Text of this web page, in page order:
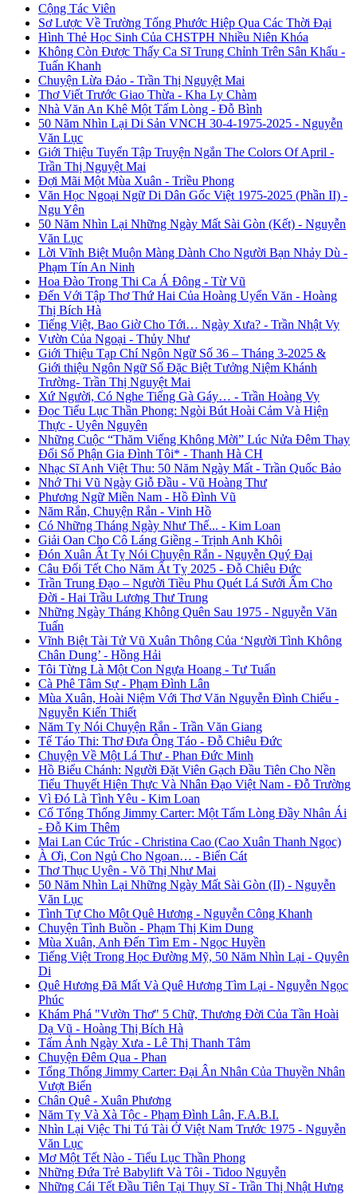
Cộng Tác Viên
Sơ Lược Về Trường Tống Phước Hiệp Qua Các Thời Đại
Hình Thẻ Học Sinh Của CHSTPH Nhiều Niên Khóa
Không Còn Được Thấy Ca Sĩ Trung Chỉnh Trên Sân Khấu -
Tuấn Khanh
Chuyện Lừa Đảo - Trần Thị Nguyệt Mai
Thơ Viết Trước Giao Thừa - Kha Ly Chàm
Nhà Văn An Khê Một Tấm Lòng - Đỗ Bình
50 Năm Nhìn Lại Di Sản VNCH 30-4-1975-2025 - Nguyễn
Văn Lục
Giới Thiệu Tuyển Tập Truyện Ngắn The Colors Of April -
Trần Thị Nguyệt Mai
Đợi Mãi Một Mùa Xuân - Triều Phong
Văn Học Ngoại Ngữ Di Dân Gốc Việt 1975-2025 (Phần II) -
Ngu Yên
50 Năm Nhìn Lại Những Ngày Mất Sài Gòn (Kết) - Nguyễn
Văn Lục
Lời Vĩnh Biệt Muộn Màng Dành Cho Người Bạn Nhảy Dù -
Phạm Tín An Ninh
Hoa Đào Trong Thi Ca Á Đông - Từ Vũ
Đến Với Tập Thơ Thứ Hai Của Hoàng Uyển Văn - Hoàng
Thị Bích Hà
Tiếng Việt, Bao Giờ Cho Tới… Ngày Xưa? - Trần Nhật Vy
Vườn Của Ngoại - Thủy Như
Giới Thiệu Tạp Chí Ngôn Ngữ Số 36 – Tháng 3-2025 &
Giới thiệu Ngôn Ngữ Số Đặc Biệt Tưởng Niệm Khánh
Trường- Trần Thị Nguyệt Mai
Xứ Người, Có Nghe Tiếng Gà Gáy… - Trần Hoàng Vy
Đọc Tiểu Lục Thần Phong: Ngòi Bút Hoài Cảm Và Hiện
Thực - Uyên Nguyên
Những Cuộc “Thăm Viếng Không Mời” Lúc Nửa Đêm Thay
Đổi Số Phận Gia Đình Tôi* - Thanh Hà CH
Nhạc Sĩ Anh Việt Thu: 50 Năm Ngày Mất - Trần Quốc Bảo
Nhớ Thi Vũ Ngày Giỗ Đầu - Vũ Hoàng Thư
Phương Ngữ Miền Nam - Hồ Đình Vũ
Năm Rắn, Chuyện Rắn - Vinh Hồ
Có Những Tháng Ngày Như Thế... - Kim Loan
Giải Oan Cho Cô Láng Giềng - Trịnh Anh Khôi
Đón Xuân Ất Tỵ Nói Chuyện Rắn - Nguyễn Quý Đại
Câu Đối Tết Cho Năm Ất Tỵ 2025 - Đỗ Chiêu Đức
Trần Trung Đạo – Người Tiều Phu Quét Lá Sưởi Ấm Cho
Đời - Hai Trầu Lương Thư Trung
Những Ngày Tháng Không Quên Sau 1975 - Nguyễn Văn
Tuấn
Vĩnh Biệt Tài Tử Vũ Xuân Thông Của ‘Người Tình Không
Chân Dung’ - Hồng Hải
Tôi Từng Là Một Con Ngựa Hoang - Tư Tuấn
Cà Phê Tâm Sự - Phạm Đình Lân
Mùa Xuân, Hoài Niệm Với Thơ Văn Nguyễn Đình Chiểu -
Nguyễn Kiến Thiết
Năm Tỵ Nói Chuyện Rắn - Trần Văn Giang
Tế Táo Thi: Thơ Đưa Ông Táo - Đỗ Chiêu Đức
Chuyện Về Một Lá Thư - Phan Đức Minh
Hồ Biểu Chánh: Người Đặt Viên Gạch Đầu Tiên Cho Nền
Tiểu Thuyết Hiện Thực Và Nhân Đạo Việt Nam - Đỗ Trường
Vì Đó Là Tình Yêu - Kim Loan
Cố Tổng Thống Jimmy Carter: Một Tấm Lòng Đầy Nhân Ái
- Đỗ Kim Thêm
Mai Lan Cúc Trúc - Christina Cao (Cao Xuân Thanh Ngọc)
À Ơi, Con Ngủ Cho Ngoan… - Biển Cát
Thơ Thục Uyên - Võ Thị Như Mai
50 Năm Nhìn Lại Những Ngày Mất Sài Gòn (II) - Nguyễn
Văn Lục
Tình Tự Cho Một Quê Hương - Nguyễn Công Khanh
Chuyện Tình Buồn - Phạm Thị Kim Dung
Mùa Xuân, Anh Đến Tìm Em - Ngọc Huyền
Tiếng Việt Trong Học Đường Mỹ, 50 Năm Nhìn Lại - Quyên
Di
Quê Hương Đã Mất Và Quê Hương Tìm Lại - Nguyễn Ngọc
Phúc
Khám Phá "Vườn Thơ" 5 Chữ, Thương Đời Của Tần Hoài
Dạ Vũ - Hoàng Thị Bích Hà
Tấm Ảnh Ngày Xưa - Lê Thị Thanh Tâm
Chuyện Đêm Qua - Phan
Tổng Thống Jimmy Carter: Đại Ân Nhân Của Thuyền Nhân
Vượt Biển
Chân Quê - Xuân Phương
Năm Tỵ Và Xà Tộc - Phạm Đình Lân, F.A.B.I.
Nhìn Lại Việc Thi Tú Tài Ở Việt Nam Trước 1975 - Nguyễn
Văn Lục
Mơ Một Tết Nào - Tiểu Lục Thần Phong
Những Đứa Trẻ Babylift Và Tôi - Tidoo Nguyễn
Những Cái Tết Đầu Tiên Tại Thụy Sĩ - Trần Thị Nhật Hưng